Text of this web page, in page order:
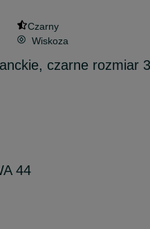
Czarny
Wiskoza
czarne rozmiar
44